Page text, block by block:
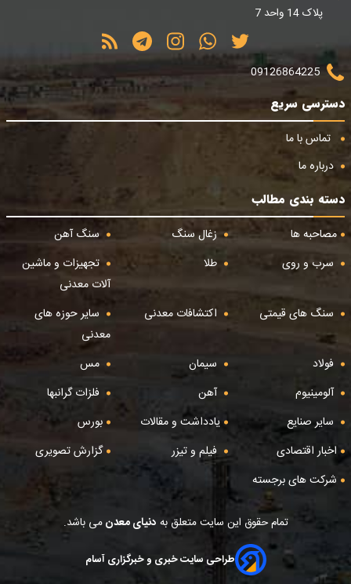
پلاک 14 واحد 7
09126864225
دسترسی سریع
تماس با ما
درباره ما
دسته بندی مطالب
مصاحبه ها
زغال سنگ
سنگ آهن
سرب و روی
طلا
تجهیزات و ماشین
آلات معدنی
سنگ های قیمتی
اکتشافات معدنی
سایر حوزه های
معدنی
فولاد
سیمان
مس
آلومینیوم
آهن
فلزات گرانبها
سایر صنایع
یادداشت و مقالات
بورس
اخبار اقتصادی
فیلم و تیزر
گزارش تصویری
شرکت های برجسته
تمام حقوق این سایت متعلق به دنیای معدنمی باشد.
طراحی سایت خبری و خبرگزاری آسام